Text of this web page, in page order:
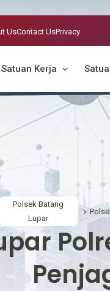
UsContact UsPrivacy
Satuan Kerja
Sambut
Polsek Batang
Lupar